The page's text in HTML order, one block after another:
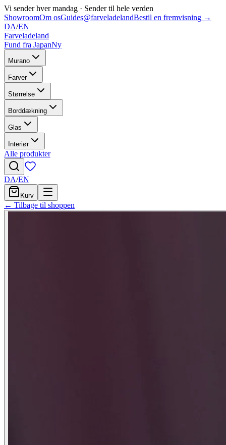
Vi sender hver mandag · Sender til hele verden
ShowroomOm osGuides@farveladelandBestil en fremvisning →
DA/EN
Farveladeland
Fund fra JapanNy
Murano
Farver
Størrelse
Borddækning
Glas
Interiør
Alle produkter
DA/EN
Kurv
← Tilbage til shoppen